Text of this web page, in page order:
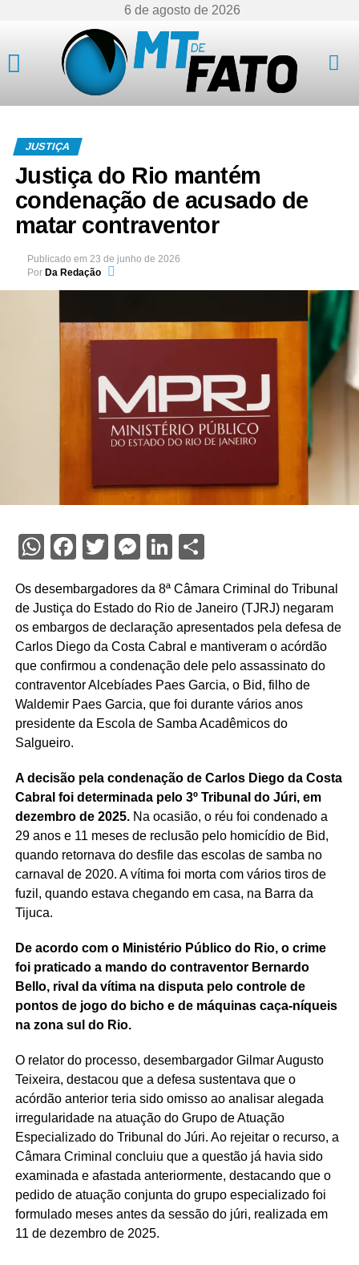
6 de agosto de 2026
JUSTIÇA
Justiça do Rio mantém
condenação de acusado de
matar contraventor
Publicado em 23 de junho de 2026
Por Da Redação
WhatsApp
Facebook
Twitter
Messenger
LinkedIn
Share
Os desembargadores da 8ª Câmara Criminal do Tribunal
de Justiça do Estado do Rio de Janeiro (TJRJ) negaram
os embargos de declaração apresentados pela defesa de
Carlos Diego da Costa Cabral e mantiveram o acórdão
que confirmou a condenação dele pelo assassinato do
contraventor Alcebíades Paes Garcia, o Bid, filho de
Waldemir Paes Garcia, que foi durante vários anos
presidente da Escola de Samba Acadêmicos do
Salgueiro.
A decisão pela condenação de Carlos Diego da Costa
Cabral foi determinada pelo 3º Tribunal do Júri, em
dezembro de 2025.Na ocasião, o réu foi condenado a
29 anos e 11 meses de reclusão pelo homicídio de Bid,
quando retornava do desfile das escolas de samba no
carnaval de 2020. A vítima foi morta com vários tiros de
fuzil, quando estava chegando em casa, na Barra da
Tijuca.
De acordo com o Ministério Público do Rio, o crime
foi praticado a mando do contraventor Bernardo
Bello, rival da vítima na disputa pelo controle de
pontos de jogo do bicho e de máquinas caça-níqueis
na zona sul do Rio.
O relator do processo, desembargador Gilmar Augusto
Teixeira, destacou que a defesa sustentava que o
acórdão anterior teria sido omisso ao analisar alegada
irregularidade na atuação do Grupo de Atuação
Especializado do Tribunal do Júri. Ao rejeitar o recurso, a
Câmara Criminal concluiu que a questão já havia sido
examinada e afastada anteriormente, destacando que o
pedido de atuação conjunta do grupo especializado foi
formulado meses antes da sessão do júri, realizada em
11 de dezembro de 2025.